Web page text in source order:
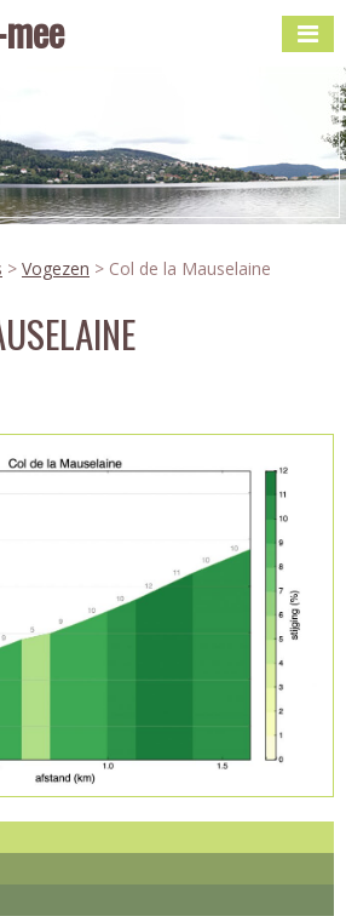
> Vogezen > Col de la Mauselaine